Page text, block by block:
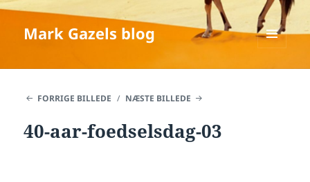
Mark Gazels blog
OG
FORRIGE BILLEDE
NÆSTE BILLEDE
40-aar-foedselsdag-03